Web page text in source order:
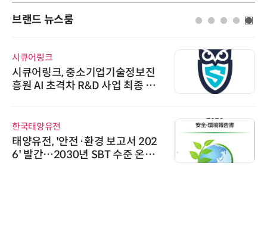
브랜드 뉴스룸
시큐어링크
시큐어링크, 중소기업기술정보진
흥원 AI 초격차 R&D 사업 최종 선
한국태양유전
태양유전, '안전·환경 보고서 202
6' 발간…2030년 SBT 수준 온실